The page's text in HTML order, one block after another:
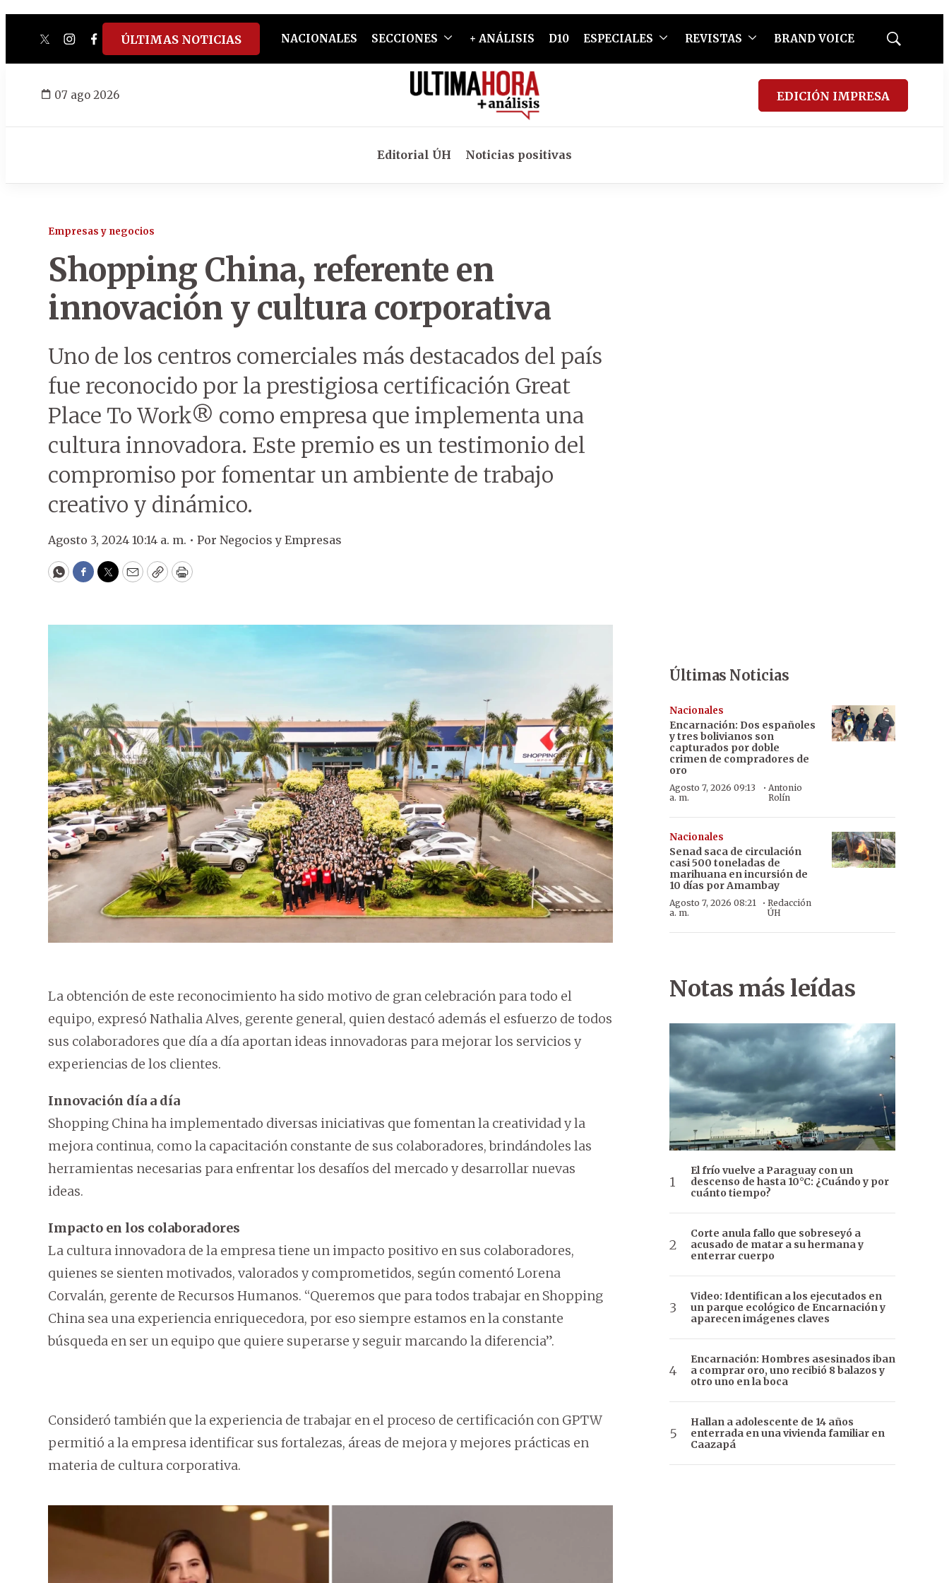
twitterinstagram
facebook
tiktokyoutube
spotify
ÚLTIMAS NOTICIAS NACIONALES SECCIONES + ANÁLISIS D10 ESPECIALES REVISTAS BRAND VOICE
Mostrar
07 ago 2026 EDICIÓN IMPRESA
Editorial ÚH Noticias positivas
Empresas y negocios
Shopping China, referente en
innovación y cultura corporativa
Uno de los centros comerciales más destacados del país
fue reconocido por la prestigiosa certificación Great
Place To Work® como empresa que implementa una
cultura innovadora. Este premio es un testimonio del
compromiso por fomentar un ambiente de trabajo
creativo y dinámico.
Agosto 3, 2024 10:14 a. m. • Por Negocios y Empresas
WhatsApp
Facebook
Twitter
EmailCopyPrint
La obtención de este reconocimiento ha sido motivo de gran celebración para todo el
equipo, expresó Nathalia Alves, gerente general, quien destacó además el esfuerzo de todos
sus colaboradores que día a día aportan ideas innovadoras para mejorar los servicios y
experiencias de los clientes.
Innovación día a día
Shopping China ha implementado diversas iniciativas que fomentan la creatividad y la
mejora continua, como la capacitación constante de sus colaboradores, brindándoles las
herramientas necesarias para enfrentar los desafíos del mercado y desarrollar nuevas
ideas.
Impacto en los colaboradores
La cultura innovadora de la empresa tiene un impacto positivo en sus colaboradores,
quienes se sienten motivados, valorados y comprometidos, según comentó Lorena
Corvalán, gerente de Recursos Humanos. “Queremos que para todos trabajar en Shopping
China sea una experiencia enriquecedora, por eso siempre estamos en la constante
búsqueda en ser un equipo que quiere superarse y seguir marcando la diferencia”.
Consideró también que la experiencia de trabajar en el proceso de certificación con GPTW
permitió a la empresa identificar sus fortalezas, áreas de mejora y mejores prácticas en
materia de cultura corporativa.
Últimas Noticias
Nacionales
Encarnación: Dos españoles
y tres bolivianos son
capturados por doble
crimen de compradores de
oro
Agosto 7, 2026 09:13
a. m.
·Antonio
Rolín
Nacionales
Senad saca de circulación
casi 500 toneladas de
marihuana en incursión de
10 días por Amambay
Agosto 7, 2026 08:21
a. m.
·Redacción
ÚH
Notas más leídas
El frío vuelve a Paraguay con un
descenso de hasta 10°C: ¿Cuándo y por
cuánto tiempo?
Corte anula fallo que sobreseyó a
acusado de matar a su hermana y
enterrar cuerpo
Video: Identifican a los ejecutados en
un parque ecológico de Encarnación y
aparecen imágenes claves
Encarnación: Hombres asesinados iban
a comprar oro, uno recibió 8 balazos y
otro uno en la boca
Hallan a adolescente de 14 años
enterrada en una vivienda familiar en
Caazapá